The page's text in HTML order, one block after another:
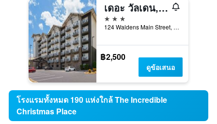
เดอะ วัลเดน, แทรดมาร์ค คอลเลคชัน โดย วินด์แฮม
3 ดาว
124 Waldens Main Street, ฟิเจน ฟอร์จ, TN, สหรัฐอเมริกา
฿2,500
ดูข้อเสนอ
โรงแรมทั้งหมด 190 แห่งใกล้ The Incredible
Christmas Place